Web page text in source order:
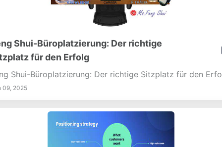
Shui-Büroplatzierung: Der richtige
für den Erfolg
Shui-Büroplatzierung: Der richtige Sitzplatz für den
09, 2025